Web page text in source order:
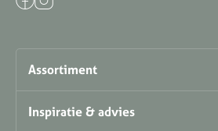
Assortiment
Inspiratie & advies